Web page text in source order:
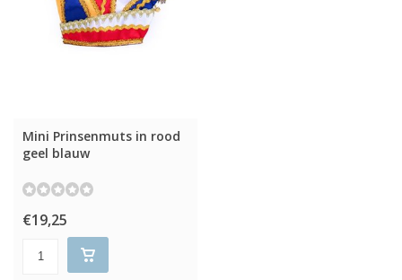
Mini Prinsenmuts in rood
geel blauw
€19,25